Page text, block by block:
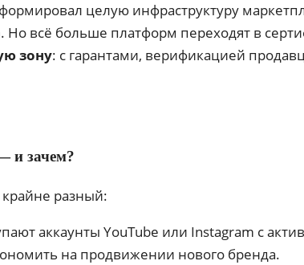
целую инфраструктуру
. Но всё больше платформ переходят в
зону: с гарантами, верификацией
и зачем?
разный:
аккаунты YouTube или Instagram с
на продвижении нового бренда.